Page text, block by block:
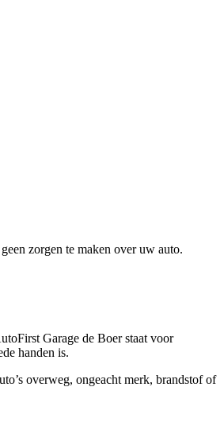
zorgen te maken over uw auto.
Garage de Boer staat voor
handen is.
overweg, ongeacht merk, brandstof of